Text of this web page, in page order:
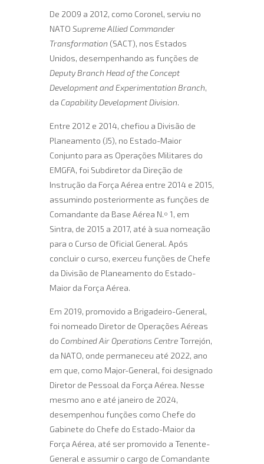
De 2009 a 2012, como Coronel, serviu no
NATO Supreme Allied Commander
Transformation (SACT), nos Estados
Unidos, desempenhando as funções de
Deputy Branch Head of the Concept
Development and Experimentation Branch,
da Capability Development Division.
Entre 2012 e 2014, chefiou a Divisão de
Planeamento (J5), no Estado-Maior
Conjunto para as Operações Militares do
EMGFA, foi Subdiretor da Direção de
Instrução da Força Aérea entre 2014 e 2015,
assumindo posteriormente as funções de
Comandante da Base Aérea N.º 1, em
Sintra, de 2015 a 2017, até à sua nomeação
para o Curso de Oficial General. Após
concluir o curso, exerceu funções de Chefe
da Divisão de Planeamento do Estado-
Maior da Força Aérea.
Em 2019, promovido a Brigadeiro-General,
foi nomeado Diretor de Operações Aéreas
do Combined Air Operations Centre Torrejón,
da NATO, onde permaneceu até 2022, ano
em que, como Major-General, foi designado
Diretor de Pessoal da Força Aérea. Nesse
mesmo ano e até janeiro de 2024,
desempenhou funções como Chefe do
Gabinete do Chefe do Estado-Maior da
Força Aérea, até ser promovido a Tenente-
General e assumir o cargo de Comandante